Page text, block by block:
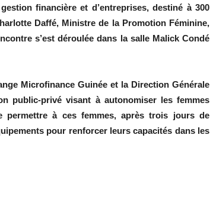
financière et d’entreprises, destiné à 300
Daffé, Ministre de la Promotion Féminine,
s’est déroulée dans la salle Malick Condé
Microfinance Guinée et la Direction Générale
public-privé visant à autonomiser les femmes
permettre à ces femmes, après trois jours de
pour renforcer leurs capacités dans les